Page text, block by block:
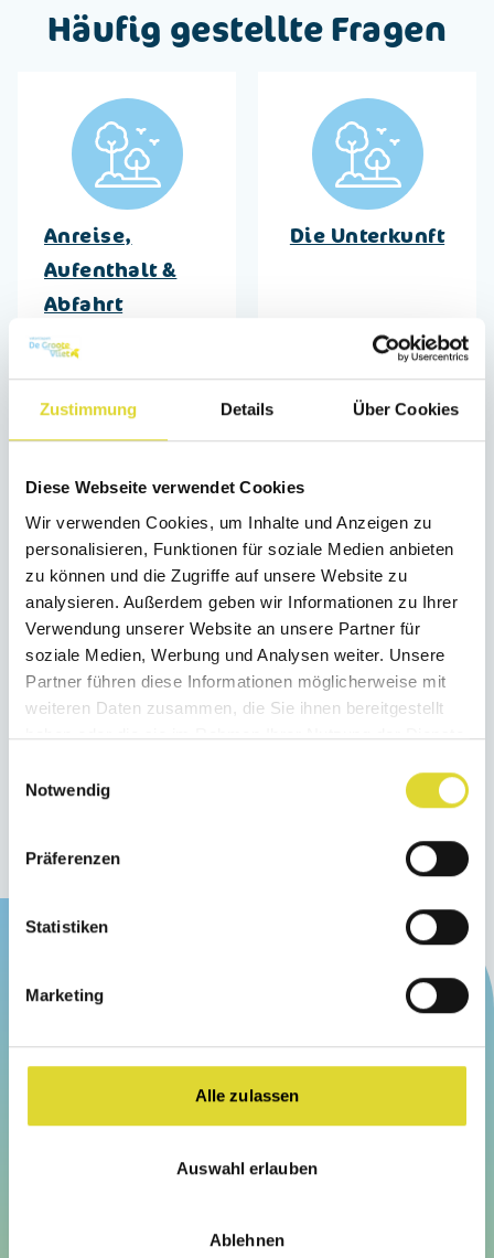
Zustimmung Details Über Cookies
Diese Webseite verwendet Cookies
Wir verwenden Cookies, um Inhalte und Anzeigen zu
personalisieren, Funktionen für soziale Medien anbieten
zu können und die Zugriffe auf unsere Website zu
analysieren. Außerdem geben wir Informationen zu Ihrer
Verwendung unserer Website an unsere Partner für
soziale Medien, Werbung und Analysen weiter. Unsere
Partner führen diese Informationen möglicherweise mit
weiteren Daten zusammen, die Sie ihnen bereitgestellt
haben oder die sie im Rahmen Ihrer Nutzung der Dienste
Notwendig
Präferenzen
Statistiken
Marketing
Alle zulassen
Auswahl erlauben
Ablehnen
Häufig gestellte Fragen
Anreise,
Aufenthalt &
Abfahrt
Die Unterkunft
Reservieren &
bezahlen
Ändern &
stornieren
Folgen Sie uns aufSocials
1693 CG Wervershoof